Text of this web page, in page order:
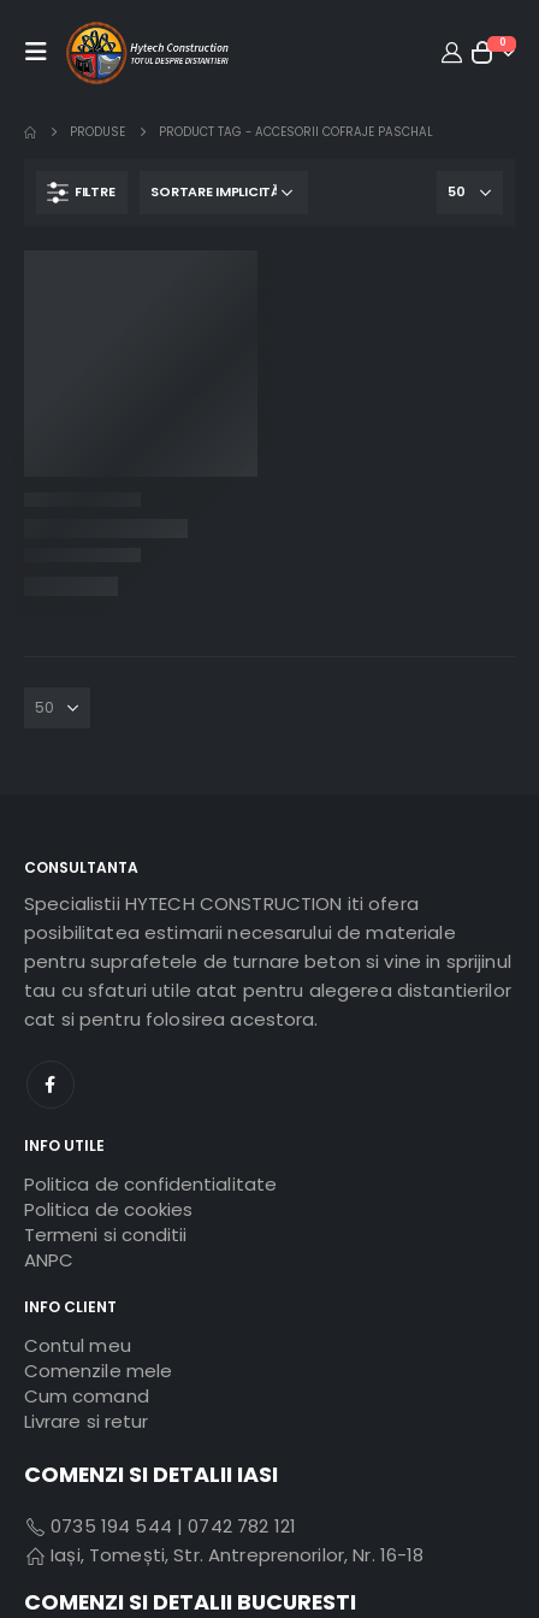
0
PRODUSE PRODUCT TAG - ACCESORII COFRAJE PASCHAL
FILTRE
CONSULTANTA
Specialistii HYTECH CONSTRUCTION iti ofera
posibilitatea estimarii necesarului de materiale
pentru suprafetele de turnare beton si vine in sprijinul
tau cu sfaturi utile atat pentru alegerea distantierilor
cat si pentru folosirea acestora.
INFO UTILE
Politica de confidentialitate
Politica de cookies
Termeni si conditii
ANPC
INFO CLIENT
Contul meu
Comenzile mele
Cum comand
Livrare si retur
COMENZI SI DETALII IASI
0735 194 544 |0742 782 121
Iași, Tomești, Str. Antreprenorilor, Nr. 16-18
COMENZI SI DETALII BUCURESTI